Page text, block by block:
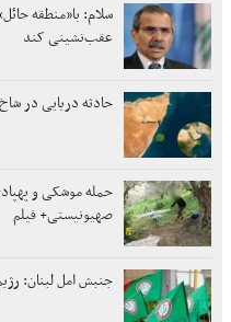
سلام: با«منطقه
عقب‌نشینی کند
حادثه دریایی در شاخ
حمله موشکی و
صهیونیستی+ فیلم
جنبش امل لبنان: